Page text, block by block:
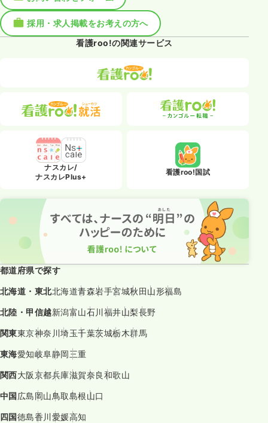
採用・求人掲載をお考えの方へ
看護roo!の関連サービス
ナスカレ/
ナスカレPlus+
看護roo!国試
都道府県で探す
北海道・東北北海道青森岩手宮城秋田山形福島
北陸・甲信越新潟富山石川福井山梨長野
関東東京神奈川埼玉千葉茨城栃木群馬
東海愛知岐阜静岡三重
関西大阪京都兵庫滋賀奈良和歌山
中国広島岡山鳥取島根山口
四国徳島香川愛媛高知